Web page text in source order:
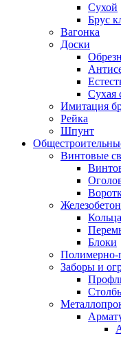
Сухой
Брус
Вагонка
Доски
Сухая
Имитация
Рейка
Шпунт
Винтовые
Кольца
Блоки
Полимерно-
Заборы и